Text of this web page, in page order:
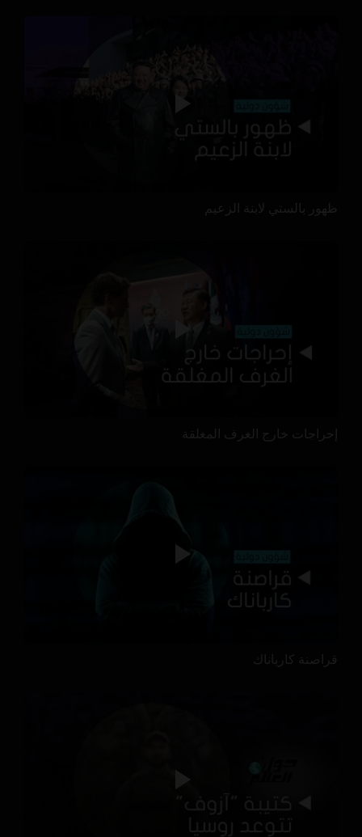
ظهور بالستي لابنة الزعيم
إحراجات خارج الغرف المغلقة
قراصنة كارباناك